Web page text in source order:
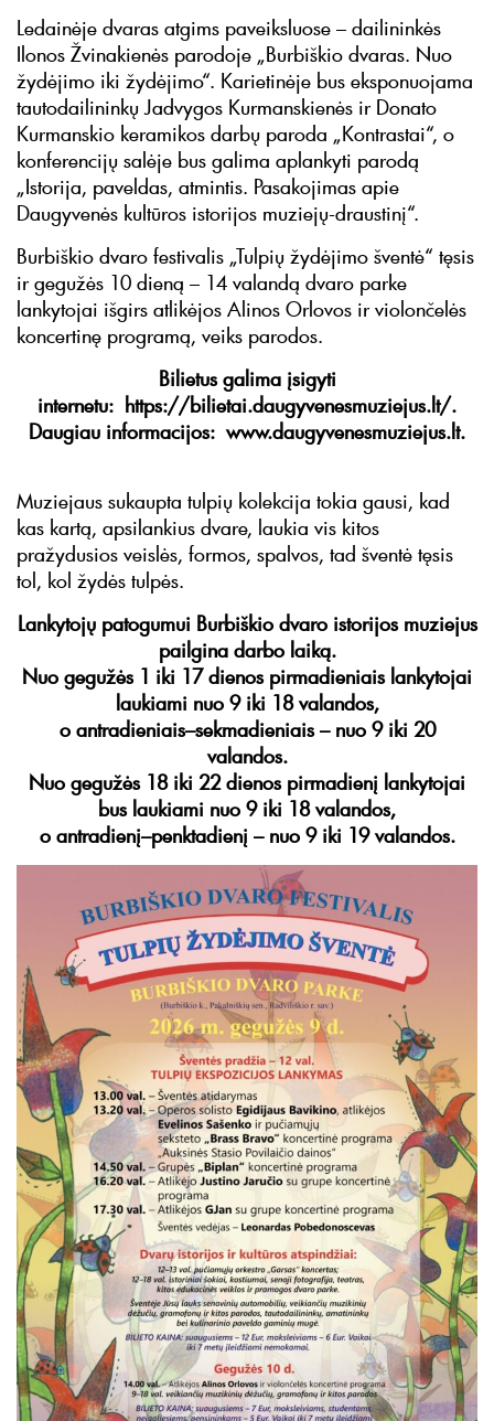
Ledainėje dvaras atgims paveiksluose – dailininkės
Ilonos Žvinakienės parodoje „Burbiškio dvaras. Nuo
žydėjimo iki žydėjimo“. Karietinėje bus eksponuojama
tautodailininkų Jadvygos Kurmanskienės ir Donato
Kurmanskio keramikos darbų paroda „Kontrastai“, o
konferencijų salėje bus galima aplankyti parodą
„Istorija, paveldas, atmintis. Pasakojimas apie
Daugyvenės kultūros istorijos muziejų-draustinį“.
Burbiškio dvaro festivalis „Tulpių žydėjimo šventė“ tęsis
ir gegužės 10 dieną – 14 valandą dvaro parke
lankytojai išgirs atlikėjos Alinos Orlovos ir violončelės
koncertinę programą, veiks parodos.
Bilietus galima įsigyti
internetu: https://bilietai.daugyvenesmuziejus.lt/.
Daugiau informacijos: www.daugyvenesmuziejus.lt.
Muziejaus sukaupta tulpių kolekcija tokia gausi, kad
kas kartą, apsilankius dvare, laukia vis kitos
pražydusios veislės, formos, spalvos, tad šventė tęsis
tol, kol žydės tulpės.
Lankytojų patogumui Burbiškio dvaro istorijos muziejus
pailgina darbo laiką.
Nuo gegužės 1 iki 17 dienos pirmadieniais lankytojai
laukiami nuo 9 iki 18 valandos,
o antradieniais–sekmadieniais – nuo 9 iki 20
valandos.
Nuo gegužės 18 iki 22 dienos pirmadienį lankytojai
bus laukiami nuo 9 iki 18 valandos,
o antradienį–penktadienį – nuo 9 iki 19 valandos.